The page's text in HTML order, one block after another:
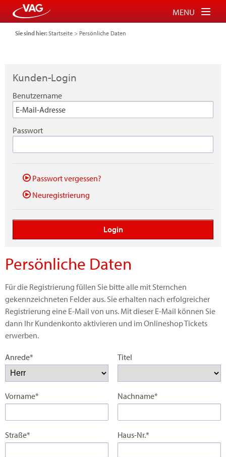
MENU
Tickets für Bus und Bahn
Parkberechtigung für P+R
FAQ
Login
Warenkorb
Sie sind hier:Startseite > Persönliche Daten
Kunden-Login
Benutzername
Passwort
Passwort vergessen?
Neuregistrierung
Persönliche Daten
Für die Registrierung füllen Sie bitte alle mit Sternchen
gekennzeichneten Felder aus. Sie erhalten nach erfolgreicher
Registrierung eine E-Mail von uns. Mit dieser E-Mail können Sie
dann Ihr Kundenkonto aktivieren und im Onlineshop Tickets
erwerben.
Anrede* Titel
Vorname* Nachname*
Straße* Haus-Nr.*